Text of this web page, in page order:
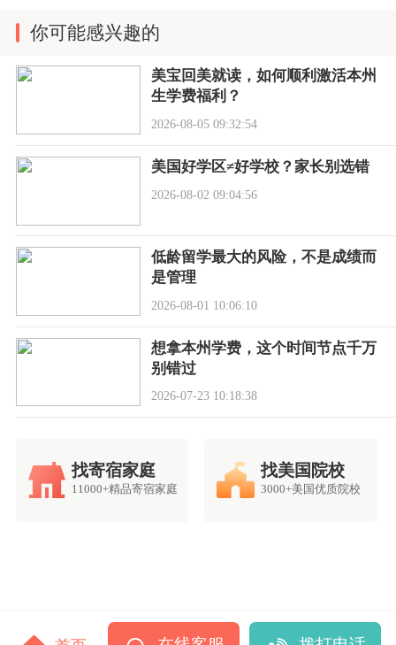
你可能感兴趣的
美宝回美就读，如何顺利激活本州
生学费福利？
2026-08-05 09:32:54
美国好学区≠好学校？家长别选错
2026-08-02 09:04:56
低龄留学最大的风险，不是成绩而
是管理
2026-08-01 10:06:10
想拿本州学费，这个时间节点千万
别错过
2026-07-23 10:18:38
找寄宿家庭
11000+精品寄宿家庭
找美国院校
3000+美国优质院校